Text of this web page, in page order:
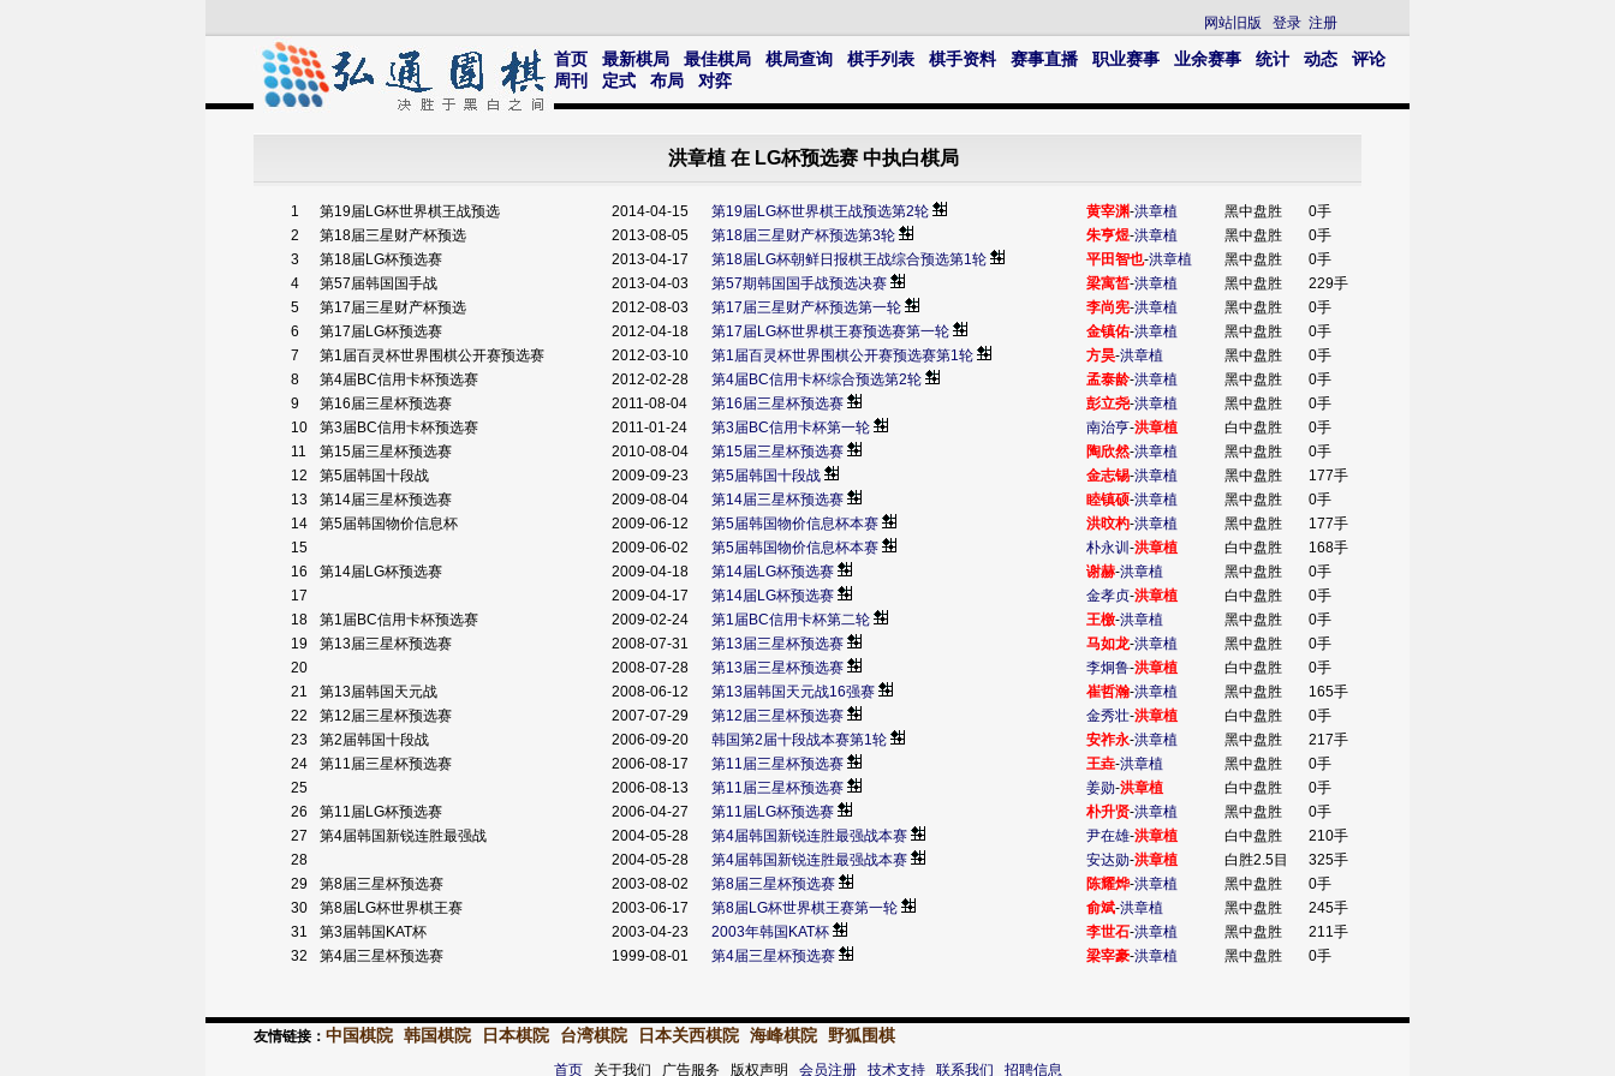
网站旧版 登录 注册
首页 最新棋局 最佳棋局 棋局查询 棋手列表 棋手资料 赛事直播 职业赛事 业余赛事 统计 动态
评论
周刊
定式 布局 对弈
洪章植 在 LG杯预选赛 中执白棋局
1 第19届LG杯世界棋王战预选 2014-04-15 第19届LG杯世界棋王战预选第2轮 黄宰渊-洪章植 黑中盘胜
0手
2
第18届三星财产杯预选 2013-08-05 第18届三星财产杯预选第3轮 朱亨煜-洪章植 黑中盘胜
0手
3
第18届LG杯预选赛 2013-04-17 第18届LG杯朝鲜日报棋王战综合预选第1轮 平田智也-洪章植 黑中盘胜
0手
4
第57届韩国国手战 2013-04-03 第57期韩国国手战预选决赛 梁寓皙-洪章植 黑中盘胜
229手
5
第17届三星财产杯预选 2012-08-03 第17届三星财产杯预选第一轮 李尚宪-洪章植 黑中盘胜
0手
6
第17届LG杯预选赛 2012-04-18 第17届LG杯世界棋王赛预选赛第一轮 金镇佑-洪章植 黑中盘胜
0手
7
第1届百灵杯世界围棋公开赛预选赛 2012-03-10 第1届百灵杯世界围棋公开赛预选赛第1轮 方昊-洪章植 黑中盘胜
0手
8
第4届BC信用卡杯预选赛 2012-02-28 第4届BC信用卡杯综合预选第2轮 孟泰龄-洪章植 黑中盘胜
0手
9
第16届三星杯预选赛 2011-08-04 第16届三星杯预选赛 彭立尧-洪章植 黑中盘胜
0手
10
第3届BC信用卡杯预选赛 2011-01-24 第3届BC信用卡杯第一轮 南治亨-洪章植 白中盘胜
0手
11
第15届三星杯预选赛 2010-08-04 第15届三星杯预选赛 陶欣然-洪章植 黑中盘胜
0手
12
第5届韩国十段战 2009-09-23 第5届韩国十段战 金志锡-洪章植 黑中盘胜
177手
13
第14届三星杯预选赛 2009-08-04 第14届三星杯预选赛 睦镇硕-洪章植 黑中盘胜
0手
14
第5届韩国物价信息杯 2009-06-12 第5届韩国物价信息杯本赛 洪旼杓-洪章植 黑中盘胜
177手
15
2009-06-02 第5届韩国物价信息杯本赛 朴永训 -洪章植 白中盘胜
168手
16
第14届LG杯预选赛 2009-04-18 第14届LG杯预选赛 谢赫-洪章植 黑中盘胜
0手
17
2009-04-17 第14届LG杯预选赛 金孝贞-洪章植 白中盘胜
0手
18
第1届BC信用卡杯预选赛 2009-02-24 第1届BC信用卡杯第二轮 王檄-洪章植 黑中盘胜
0手
19
第13届三星杯预选赛 2008-07-31 第13届三星杯预选赛 马如龙-洪章植 黑中盘胜
0手
20
2008-07-28 第13届三星杯预选赛 李炯鲁-洪章植 白中盘胜
0手
21
第13届韩国天元战 2008-06-12 第13届韩国天元战16强赛 崔哲瀚-洪章植 黑中盘胜
165手
22
第12届三星杯预选赛 2007-07-29 第12届三星杯预选赛 金秀壮-洪章植 白中盘胜
0手
23
第2届韩国十段战 2006-09-20 韩国第2届十段战本赛第1轮 安祚永-洪章植 黑中盘胜
217手
24
第11届三星杯预选赛 2006-08-17 第11届三星杯预选赛 王垚-洪章植 黑中盘胜
0手
25
2006-08-13 第11届三星杯预选赛 姜勋-洪章植 白中盘胜
0手
26
第11届LG杯预选赛 2006-04-27 第11届LG杯预选赛 朴升贤-洪章植 黑中盘胜
0手
27
第4届韩国新锐连胜最强战 2004-05-28 第4届韩国新锐连胜最强战本赛 尹在雄-洪章植 白中盘胜
210手
28
2004-05-28 第4届韩国新锐连胜最强战本赛 安达勋-洪章植 白胜2.5目
325手
29
第8届三星杯预选赛 2003-08-02 第8届三星杯预选赛 陈耀烨-洪章植 黑中盘胜
0手
30
第8届LG杯世界棋王赛 2003-06-17 第8届LG杯世界棋王赛第一轮 俞斌-洪章植 黑中盘胜
245手
31
第3届韩国KAT杯 2003-04-23 2003年韩国KAT杯 李世石-洪章植 黑中盘胜
211手
32
第4届三星杯预选赛 1999-08-01 第4届三星杯预选赛 梁宰豪-洪章植 黑中盘胜 0手
友情链接： 中国棋院 韩国棋院 日本棋院 台湾棋院 日本关西棋院 海峰棋院 野狐围棋
首页关于我们 广告服务 版权声明 会员注册 技术支持 联系我们 招聘信息